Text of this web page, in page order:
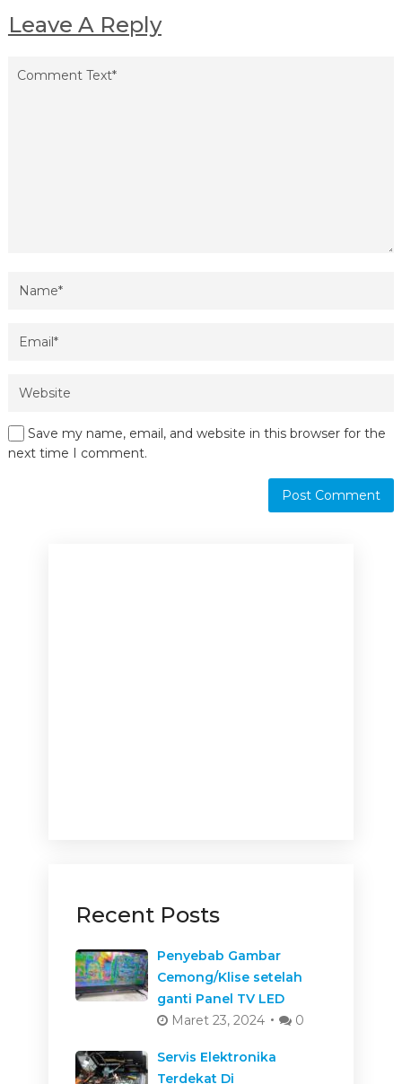
Leave A Reply
Save my name, email, and website in this browser for the
next time I comment.
Recent Posts
Penyebab Gambar
Cemong/Klise setelah
ganti Panel TV LED
Maret 23, 2024
0
Servis Elektronika
Terdekat Di